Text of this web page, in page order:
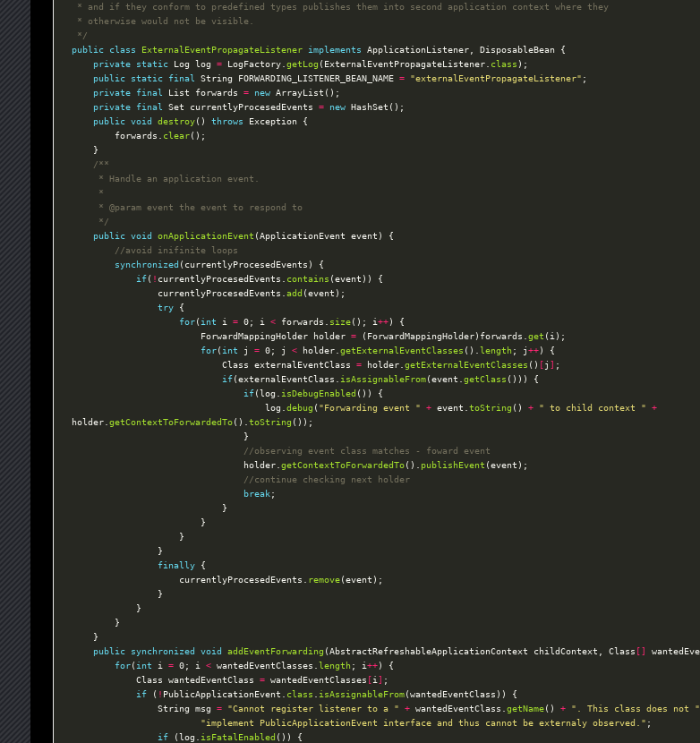
* and if they conform to predefined types publishes them into second application context where they
*/
public
class ExternalEventPropagateListener implements
private
static Log log = LogFactory. getLog (ExternalEventPropagateListener. class
public
static final String FORWARDING_LISTENER_BEAN_NAME = "externalEventPropagateListener"
private
final List forwards = new
private
final Set currentlyProcesedEvents = new
public void destroy() throws
		forwards.
clear
	 * @param event the event to respond to
	 */
public void onApplicationEvent
//avoid inifinite loops
synchronized
if( ! currentlyProcesedEvents. contains
				currentlyProcesedEvents.
add
try
for( int i = 0; i < forwards. size(); i++
						ForwardMappingHolder holder
= (ForwardMappingHolder)forwards. get
for( int j = 0; j < holder. getExternalEventClasses (). length; j++
							Class externalEventClass
= holder. getExternalEventClasses () [j ]
if(externalEventClass. isAssignableFrom(event. getClass
if(log. isDebugEnabled
									log.
debug ( "Forwarding event " + event. toString () + " to child context "
+
holder. getContextToForwardedTo(). toString
//observing event class matches - foward event
								holder.
getContextToForwardedTo(). publishEvent
//continue checking next holder
break
finally
					currentlyProcesedEvents.
remove
public
synchronized void addEventForwarding (AbstractRefreshableApplicationContext childContext, Class []
for( int i = 0; i < wantedEventClasses. length; i++
			Class wantedEventClass
= wantedEventClasses [i ]
if ( ! PublicApplicationEvent. class isAssignableFrom
				String msg
= "Cannot register listener to a " + wantedEventClass. getName() + ". This class does not "
"implement PublicApplicationEvent interface and thus cannot be externaly observed."
if (log. isFatalEnabled